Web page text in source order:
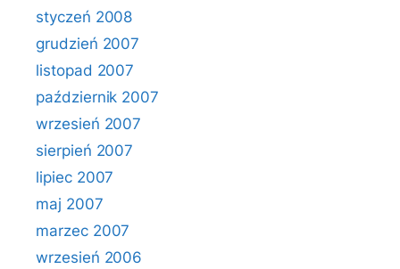
styczeń 2008
grudzień 2007
listopad 2007
październik 2007
wrzesień 2007
sierpień 2007
lipiec 2007
maj 2007
marzec 2007
wrzesień 2006